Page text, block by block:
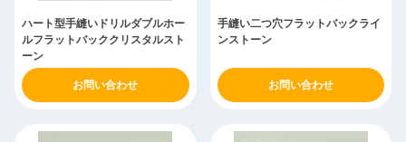
ハート型手縫いドリルダブルホー
ルフラットバッククリスタルスト
ーン
お問い合わせ
手縫い二つ穴フラットバックライ
ンストーン
お問い合わせ